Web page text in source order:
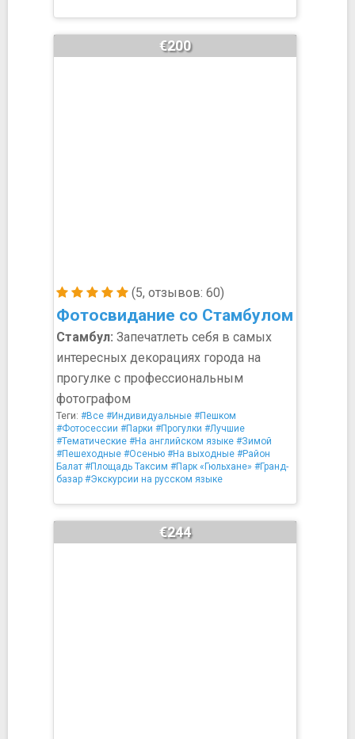
(5, отзывов: 60)
Фотосвидание со Стамбулом
€200
Стамбул: Запечатлеть себя в самых
интересных декорациях города на
прогулке с профессиональным
фотографом
Теги: #Все #Индивидуальные #Пешком
#Фотосессии #Парки #Прогулки #Лучшие
#Тематические #На английском языке #Зимой
#Пешеходные #Осенью #На выходные #Район
Балат #Площадь Таксим #Парк «Гюльхане» #Гранд-
базар #Экскурсии на русском языке
€244